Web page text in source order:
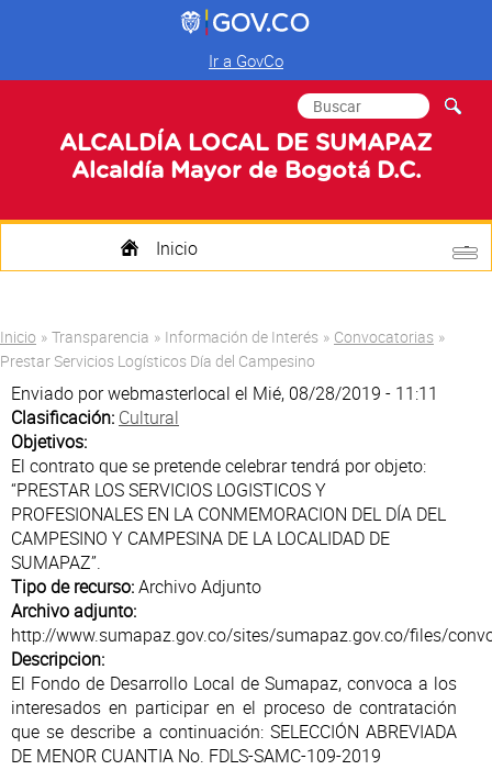
Ir a GovCo
ALCALDÍA LOCAL DE SUMAPAZ
Alcaldía Mayor de Bogotá D.C.
Formulario de
búsqueda
Buscar
Inicio
Transparencia
Mi Localidad
Atención al Ciudadano
Usted está aquí
Inicio » Transparencia » Información de Interés » Convocatorias »
Prestar Servicios Logísticos Día del Campesino
Enviado porwebmasterlocal el Mié, 08/28/2019 - 11:11
Clasificación: Cultural
Objetivos:
El contrato que se pretende celebrar tendrá por objeto:
“PRESTAR LOS SERVICIOS LOGISTICOS Y
PROFESIONALES EN LA CONMEMORACION DEL DÍA DEL
CAMPESINO Y CAMPESINA DE LA LOCALIDAD DE
SUMAPAZ”.
Tipo de recurso:Archivo Adjunto
Archivo adjunto:
http://www.sumapaz.gov.co/sites/sumapaz.gov.co/files/
Descripcion:
El Fondo de Desarrollo Local de Sumapaz, convoca a los
interesados en participar en el proceso de contratación
que se describe a continuación: SELECCIÓN ABREVIADA
DE MENOR CUANTIA No. FDLS-SAMC-109-2019